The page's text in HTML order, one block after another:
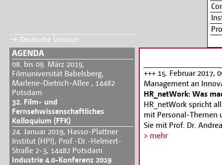
Deutsche Version
AGENDA
08. bis 09. März 2019,
Filmuniversität Babelsberg,
Marlene-Dietrich-Allee , 14482
Potsdam
32. Film- und
Fernsehwissenschaftliches
Kolloquium (FFK)
24. Januar 2019, Hasso-Plattner
Institut (HPI), Prof.-Dr.-Helmert-
Straße 2-3, 14482 Potsdam
Industrie 4.0-Konferenz 2019
+++ 15. Februar 2017,
Management an
HR_netWork: Was
HR_netWork spricht
mit Personal-Themen
Sie mit Prof. Dr.
der Frage "Was
> mehr